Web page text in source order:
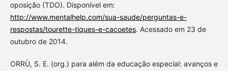
oposição (TDO). Disponível em:
http://www.mentalhelp.com/sua-saude/perguntas-e-
respostas/tourette-tiques-e-cacoetes. Acessado em 23 de
outubro de 2014.
ORRÙ, S. E. (org.) para além da educação especial: avanços e